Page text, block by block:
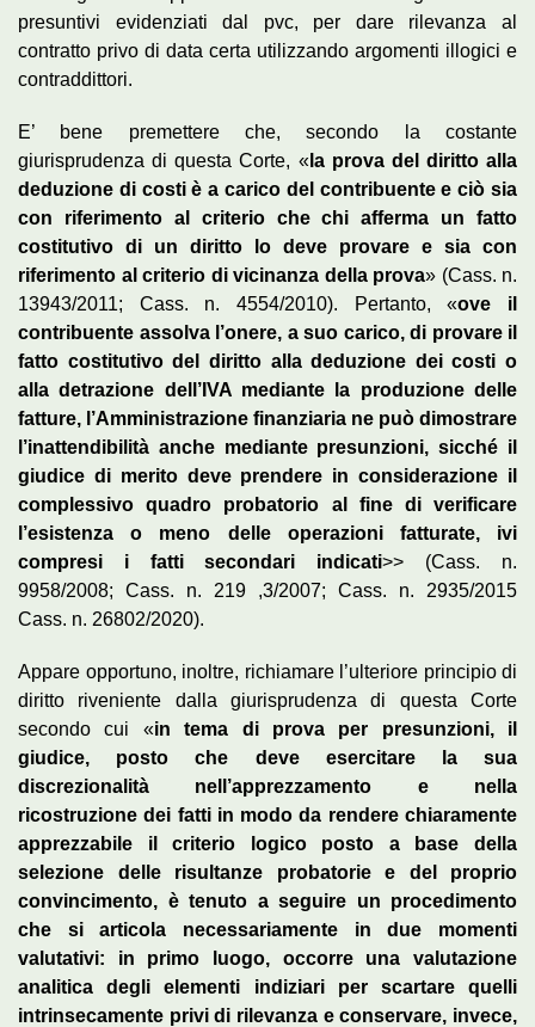
presuntivi evidenziati dal pvc, per dare rilevanza al
contratto privo di data certa utilizzando argomenti illogici e
contraddittori.
E’ bene premettere che, secondo la costante
giurisprudenza di questa Corte, «la prova del diritto alla
deduzione di costiè a carico del contribuente e ciò sia
con riferimento al criterio che chi afferma un fatto
costitutivo di un diritto lo deve provare e sia con
riferimento al criterio di vicinanza della prova» (Cass. n.
13943/2011; Cass. n. 4554/2010). Pertanto, «ove il
contribuente assolva l’onere, a suo carico, di provare il
fatto costitutivo del diritto alla deduzione dei costi o
alla detrazione dell’IVA mediante la produzione delle
fatture, l’Amministrazione finanziaria ne può dimostrare
l’inattendibilità anche mediante presunzioni, sicché il
giudice di merito deve prendere in considerazione il
complessivo quadro probatorio al fine di verificare
l’esistenza o meno delle operazioni fatturate, ivi
compresi i fatti secondari indicati>> (Cass. n.
9958/2008; Cass. n. 219 ,3/2007; Cass. n. 2935/2015
Cass. n. 26802/2020).
Appare opportuno, inoltre, richiamare l’ulteriore principio di
diritto riveniente dalla giurisprudenza di questa Corte
secondo cui «in tema di prova per presunzioni, il
giudice, posto che deve esercitare la sua
discrezionalità nell’apprezzamento e nella
ricostruzione dei fatti in modo da rendere chiaramente
apprezzabile il criterio logico posto a base della
selezione delle risultanze probatorie e del proprio
convincimento, è tenuto a seguire un procedimento
che si articola necessariamente in due momenti
valutativi: in primo luogo, occorre una valutazione
analitica degli elementi indiziari per scartare quelli
intrinsecamente privi di rilevanza e conservare, invece,